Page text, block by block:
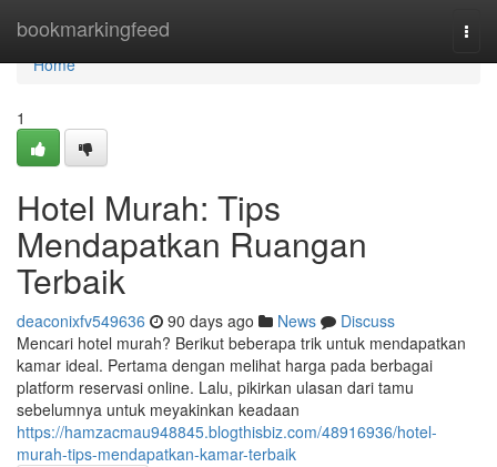
bookmarkingfeed
Home
Home
1
Hotel Murah: Tips
Mendapatkan Ruangan
Terbaik
deaconixfv549636 90 days ago News
Discuss
Mencari hotel murah? Berikut beberapa trik untuk mendapatkan
kamar ideal. Pertama dengan melihat harga pada berbagai
platform reservasi online. Lalu, pikirkan ulasan dari tamu
sebelumnya untuk meyakinkan keadaan
https://hamzacmau948845.blogthisbiz.com/48916936/hotel-
murah-tips-mendapatkan-kamar-terbaik